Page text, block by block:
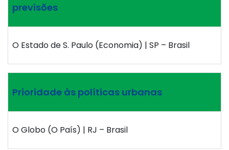
previsões
O Estado de S. Paulo (Economia) | SP – Brasil
Prioridade às políticas urbanas
O Globo (O País) | RJ – Brasil